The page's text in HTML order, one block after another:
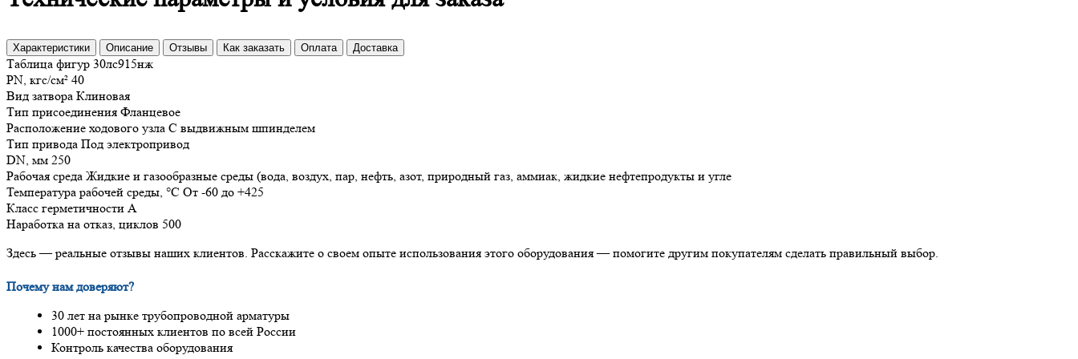
Характеристики Описание Отзывы Как заказать Оплата Доставка
Таблица фигур 30лс915нж
PN, кгс/см² 40
Вид затвора Клиновая
Тип присоединения Фланцевое
Расположение ходового узла С выдвижным шпинделем
Тип привода Под электропривод
DN, мм 250
Рабочая среда Жидкие и газообразные среды (вода, воздух, пар, нефть, азот, природный газ, аммиак, жидкие нефтепродукты и угле
Температура рабочей среды, °С От -60 до +425
Класс герметичности А
Наработка на отказ, циклов 500
Здесь — реальные отзывы наших клиентов. Расскажите о своем опыте использования этого оборудования — помогите другим покупателям сделать правильный выбор.
Почему нам доверяют?
30 лет на рынке трубопроводной арматуры
1000+ постоянных клиентов по всей России
Контроль качества оборудования